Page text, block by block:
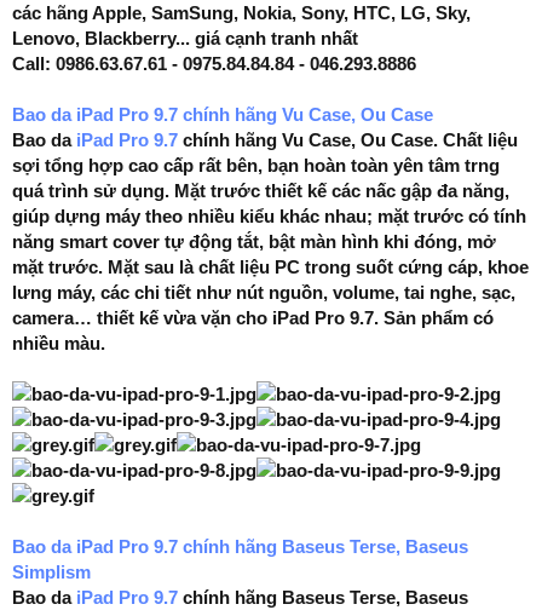
các hãng Apple, SamSung, Nokia, Sony, HTC, LG, Sky,
Lenovo, Blackberry... giá cạnh tranh nhất
Call: 0986.63.67.61 - 0975.84.84.84 - 046.293.8886
Bao da iPad Pro 9.7 chính hãng Vu Case, Ou Case
Bao da iPad Pro 9.7 chính hãng Vu Case, Ou Case. Chất liệu
sợi tổng hợp cao cấp rất bên, bạn hoàn toàn yên tâm trng
quá trình sử dụng. Mặt trước thiết kế các nấc gập đa năng,
giúp dựng máy theo nhiều kiểu khác nhau; mặt trước có tính
năng smart cover tự động tắt, bật màn hình khi đóng, mở
mặt trước. Mặt sau là chất liệu PC trong suốt cứng cáp, khoe
lưng máy, các chi tiết như nút nguồn, volume, tai nghe, sạc,
camera… thiết kế vừa vặn cho iPad Pro 9.7. Sản phẩm có
nhiều màu.
Bao da iPad Pro 9.7 chính hãng Baseus Terse, Baseus
Simplism
Bao da iPad Pro 9.7 chính hãng Baseus Terse, Baseus